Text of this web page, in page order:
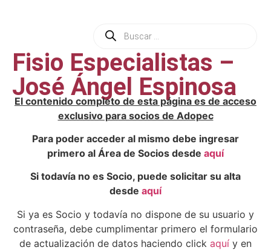
Fisio Especialistas –
José Ángel Espinosa
El contenido completo de esta página es de acceso
exclusivo para socios de Adopec
Para poder acceder al mismo debe ingresar
primero al Área de Socios desde aquí
Si todavía no es Socio, puede solicitar su alta
desde aquí
Si ya es Socio y todavía no dispone de su usuario y
contraseña, debe cumplimentar primero el formulario
de actualización de datos haciendo click aquí y en